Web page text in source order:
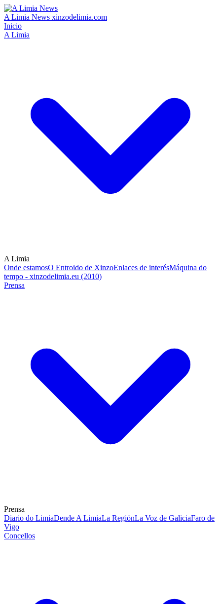
A Limia News xinzodelimia.com
Inicio
A Limia
A Limia
Onde estamosO Entroido de XinzoEnlaces de interésMáquina do
tempo - xinzodelimia.eu (2010)
Prensa
Prensa
Diario do LimiaDende A LimiaLa RegiónLa Voz de GaliciaFaro de
Vigo
Concellos